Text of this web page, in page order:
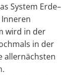
System Erde–
wird in der
in der
allernächsten